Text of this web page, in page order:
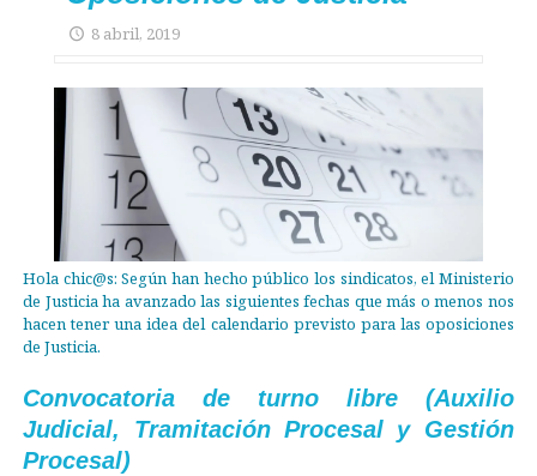
8 abril, 2019
Hola chic@s: Según han hecho público los sindicatos, el Ministerio
de Justicia ha avanzado las siguientes fechas que más o menos nos
hacen tener una idea del calendario previsto para las oposiciones
de Justicia.
Convocatoria de turno libre (Auxilio
Judicial, Tramitación Procesal y Gestión
Procesal)